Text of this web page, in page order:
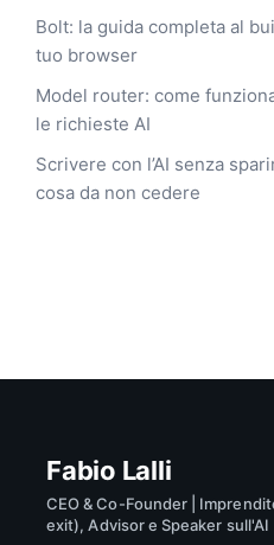
Bolt: la guida completa al
tuo browser
Model router: come
le richieste AI
Scrivere con l’AI senza
cosa da non cedere
Fabio Lalli
CEO & Co-Founder |
exit), Advisor e Speaker sull'AI